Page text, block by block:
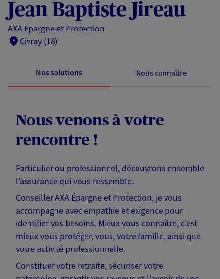
Jean Baptiste Jireau
AXA Epargne et Protection
Civray (18)
Nos solutions Nous connaître
Nous venons à votre
rencontre !
Particulier ou professionnel, découvrons ensemble
l’assurance qui vous ressemble.
Conseiller AXA Épargne et Protection, je vous
accompagne avec empathie et exigence pour
identifier vos besoins. Mieux vous connaître, c'est
mieux vous protéger, vous, votre famille, ainsi que
votre activité professionnelle.
Constituer votre retraite, sécuriser votre